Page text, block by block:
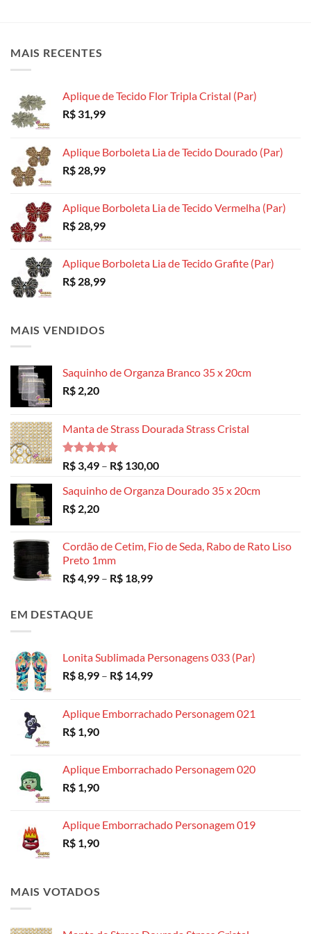
podem
na
página
na
página
MAIS RECENTES
Aplique de Tecido Flor Tripla Cristal (Par)
R$ 31,99
Aplique Borboleta Lia de Tecido Dourado (Par)
R$ 28,99
Aplique Borboleta Lia de Tecido Vermelha (Par)
R$ 28,99
Aplique Borboleta Lia de Tecido Grafite (Par)
R$ 28,99
MAIS VENDIDOS
Saquinho de Organza Branco 35 x 20cm
R$ 2,20
Manta de Strass Dourada Strass Cristal
Avaliação
5.00
de 5
R$ 3,49 – R$ 130,00Faixa
preço:
Saquinho de Organza Dourado 35 x 20cm
R$ 2,20
Cordão de Cetim, Fio de Seda, Rabo de Rato Liso
Preto 1mm
R$4,99 – R$ 18,99Faixa
EM DESTAQUE
Lonita Sublimada Personagens 033 (Par)
R$8,99 – R$ 14,99Faixa
R$ 8,99
Aplique Emborrachado Personagem 021
R$ 1,90
Aplique Emborrachado Personagem 020
R$ 1,90
Aplique Emborrachado Personagem 019
R$ 1,90
MAIS VOTADOS